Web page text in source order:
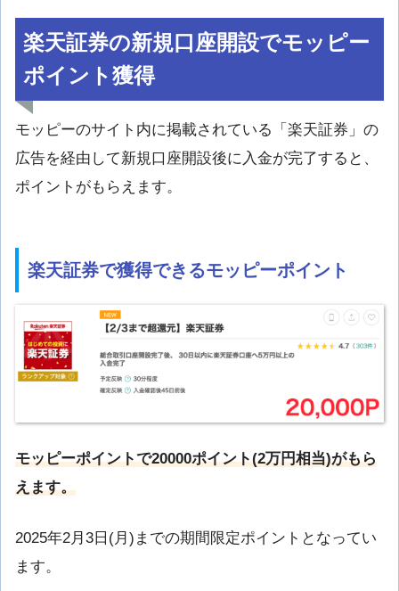
楽天証券の新規口座開設でモッピー
ポイント獲得
モッピーのサイト内に掲載されている「楽天証券」の
広告を経由して新規口座開設後に入金が完了すると、
ポイントがもらえます。
楽天証券で獲得できるモッピーポイント
モッピーポイントで20000ポイント(2万円相当)がもら
えます。
2025年2月3日(月)までの期間限定ポイントとなってい
ます。